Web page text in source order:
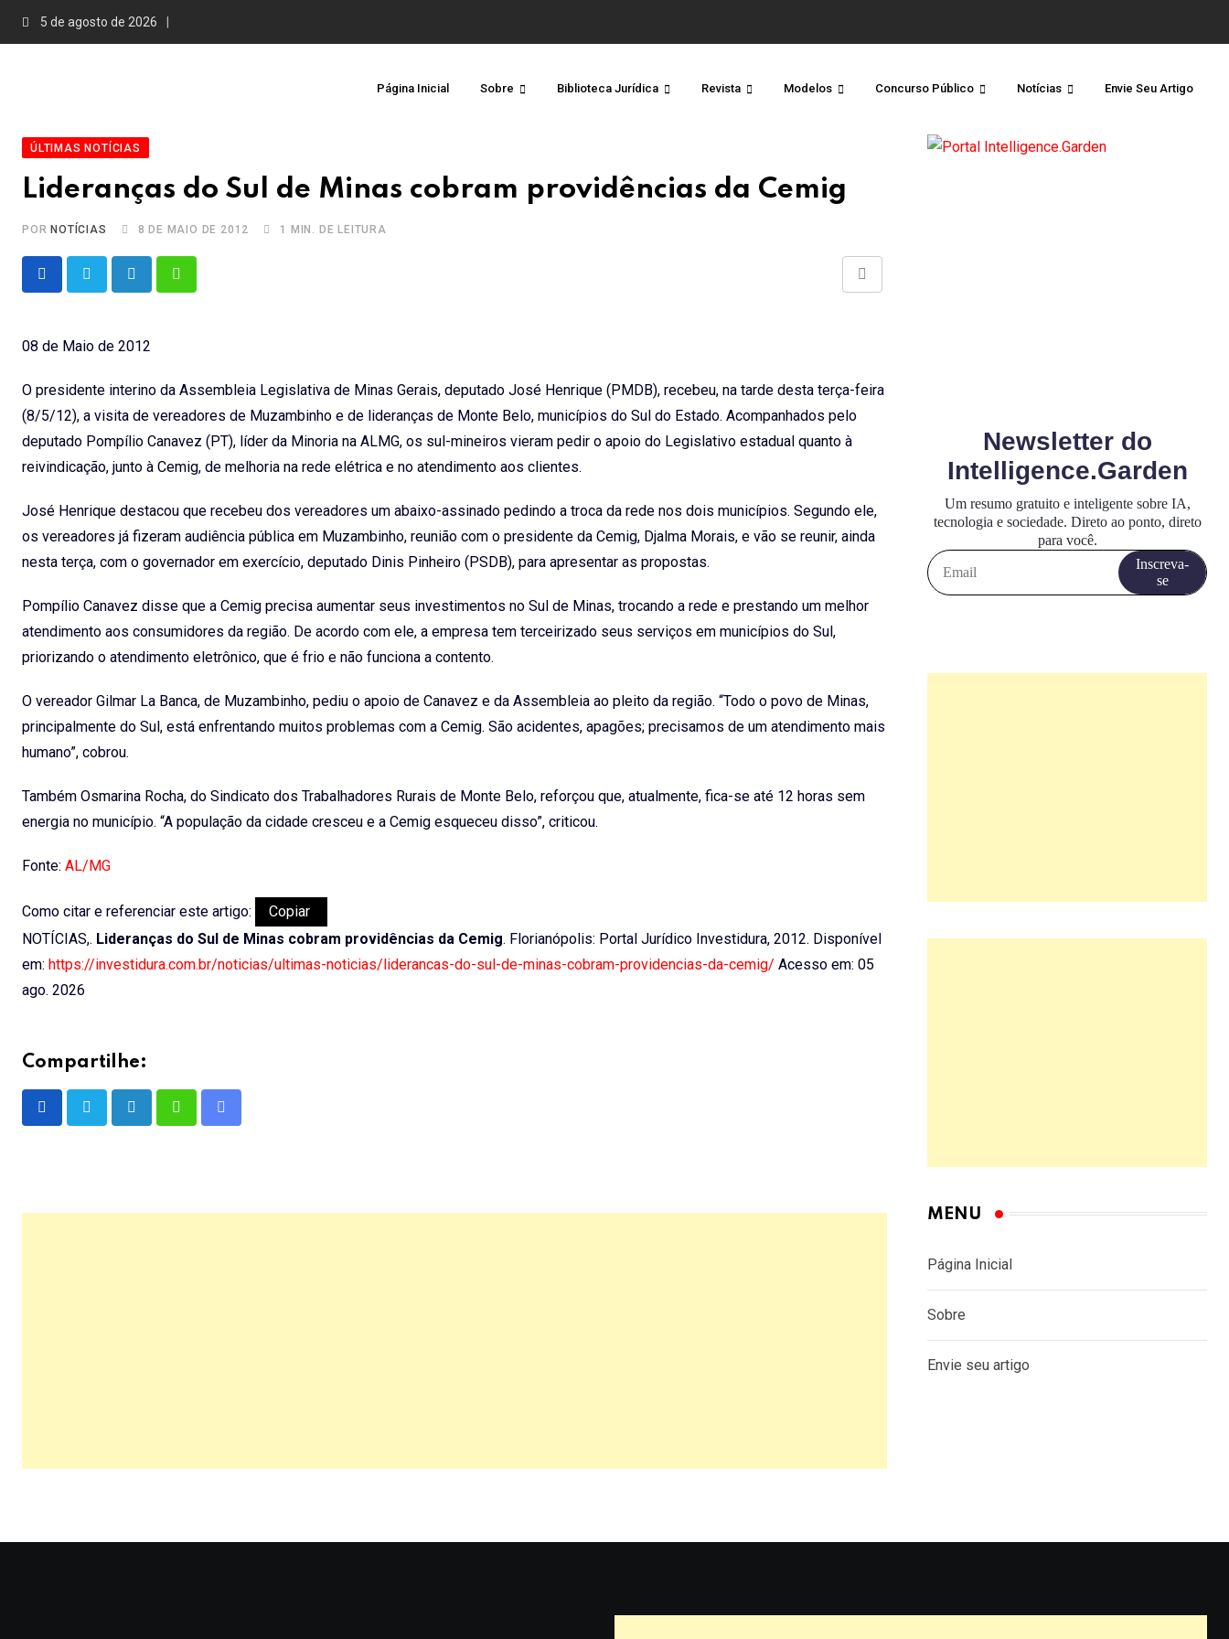
5 de agosto de 2026
Página Inicial Sobre Biblioteca Jurídica Revista Modelos Concurso Público Notícias Envie Seu Artigo
ÚLTIMAS NOTÍCIAS
Lideranças do Sul de Minas cobram providências da Cemig
PORNOTÍCIAS 8 DE MAIO DE 2012 1 MIN. DE LEITURA
LinkedInWhatsapp
Share
08 de Maio de 2012
O presidente interino da Assembleia Legislativa de Minas Gerais, deputado José Henrique (PMDB), recebeu, na tarde desta terça-feira
(8/5/12), a visita de vereadores de Muzambinho e de lideranças de Monte Belo, municípios do Sul do Estado. Acompanhados pelo
deputado Pompílio Canavez (PT), líder da Minoria na ALMG, os sul-mineiros vieram pedir o apoio do Legislativo estadual quanto à
reivindicação, junto à Cemig, de melhoria na rede elétrica e no atendimento aos clientes.
José Henrique destacou que recebeu dos vereadores um abaixo-assinado pedindo a troca da rede nos dois municípios. Segundo ele,
os vereadores já fizeram audiência pública em Muzambinho, reunião com o presidente da Cemig, Djalma Morais, e vão se reunir, ainda
nesta terça, com o governador em exercício, deputado Dinis Pinheiro (PSDB), para apresentar as propostas.
Pompílio Canavez disse que a Cemig precisa aumentar seus investimentos no Sul de Minas, trocando a rede e prestando um melhor
atendimento aos consumidores da região. De acordo com ele, a empresa tem terceirizado seus serviços em municípios do Sul,
priorizando o atendimento eletrônico, que é frio e não funciona a contento.
O vereador Gilmar La Banca, de Muzambinho, pediu o apoio de Canavez e da Assembleia ao pleito da região. “Todo o povo de Minas,
principalmente do Sul, está enfrentando muitos problemas com a Cemig. São acidentes, apagões; precisamos de um atendimento mais
humano”, cobrou.
Também Osmarina Rocha, do Sindicato dos Trabalhadores Rurais de Monte Belo, reforçou que, atualmente, fica-se até 12 horas sem
energia no município. “A população da cidade cresceu e a Cemig esqueceu disso”, criticou.
Fonte: AL/MG
Como citar e referenciar este artigo:
Copiar
NOTÍCIAS,. Lideranças do Sul de Minas cobram providências da Cemig. Florianópolis: Portal Jurídico Investidura, 2012. Disponível
em: https://investidura.com.br/noticias/ultimas-noticias/liderancas-do-sul-de-minas-cobram-providencias-da-cemig/ Acesso em: 05
ago. 2026
Compartilhe:
LinkedInWhatsappShare
MENU
Página Inicial
Sobre
Envie seu artigo